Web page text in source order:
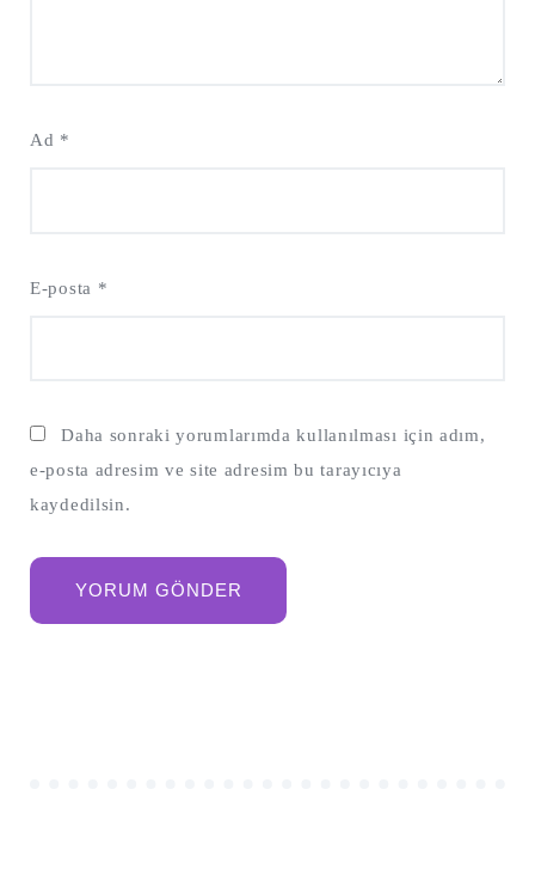
Ad *
E-posta *
Daha sonraki yorumlarımda kullanılması için adım,
e-posta adresim ve site adresim bu tarayıcıya
kaydedilsin.